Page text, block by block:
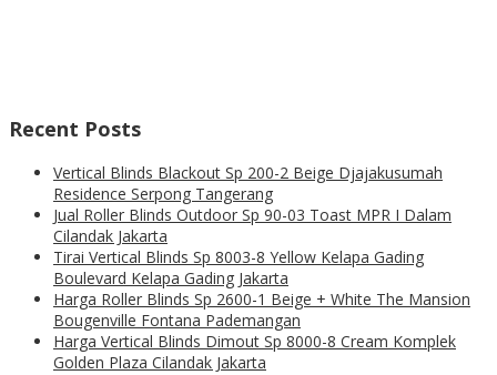
Recent Posts
Vertical Blinds Blackout Sp 200-2 Beige Djajakusumah
Residence Serpong Tangerang
Jual Roller Blinds Outdoor Sp 90-03 Toast MPR I Dalam
Cilandak Jakarta
Tirai Vertical Blinds Sp 8003-8 Yellow Kelapa Gading
Boulevard Kelapa Gading Jakarta
Harga Roller Blinds Sp 2600-1 Beige + White The Mansion
Bougenville Fontana Pademangan
Harga Vertical Blinds Dimout Sp 8000-8 Cream Komplek
Golden Plaza Cilandak Jakarta